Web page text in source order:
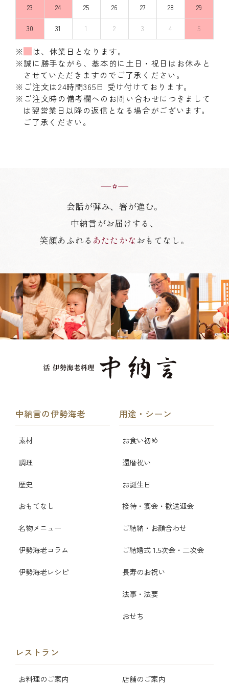
23 24 25 26 27 28 29
30 31 1 2 3 4 5
※
は、休業日となります。
※誠に勝手ながら、基本的に土日・祝日はお休みと
させていただきますのでご了承ください。
※ご注文は24時間365日 受け付けております。
※ご注文時の備考欄へのお問い合わせにつきまして
は翌営業日以降の返信となる場合がございます。
ご了承ください。
会話が弾み、箸が進む。
中納言がお届けする、
笑顔あふれる あたたかな おもてなし。
中納言の伊勢海老
素材
調理
歴史
おもてなし
名物メニュー
伊勢海老コラム
伊勢海老レシピ
用途・シーン
お食い初め
還暦祝い
お誕生日
接待・宴会・歓送迎会
ご結納・お顔合わせ
ご結婚式 1.5次会・二次会
長寿のお祝い
法事・法要
おせち
レストラン
お料理のご案内 店舗のご案内